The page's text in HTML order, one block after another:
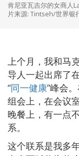
肯尼亚瓦吉尔的女商人
片来源: Tintseh/世界银
上个月，我和马
导人一起出席了
“同一健康”峰会
组会上，在会议
晚餐上，有一点
系。
这个联系是我多